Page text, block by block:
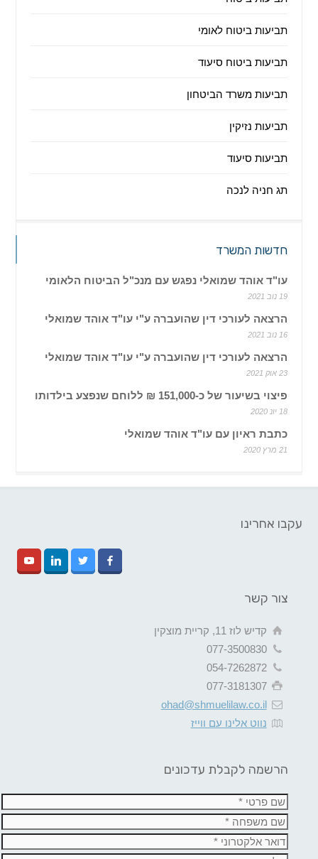
תביעות ביטוח לאומי
תביעות ביטוח סיעוד
תביעות משרד הביטחון
תביעות נזיקין
תביעות סיעוד
תג חניה לנכה
חדשות המשרד
עו"ד אוהד שמואלי נפגש עם מנכ"ל הביטוח הלאומי
19 נוב 2021
הרצאה לעורכי דין שהועברה ע"י עו"ד אוהד שמואלי
16 נוב 2021
הרצאה לעורכי דין שהועברה ע"י עו"ד אוהד שמואלי
23 אוק 2021
פיצוי בשיעור של כ-151,000 ₪ ללוחם שנפצע בילדותו
18 יונ 2020
כתבת ראיון עם עו"ד אוהד שמואלי
21 מרץ 2020
עקבו אחרינו
צור קשר
קדיש לוז 11, קריית מוצקין
077-3500830
054-7262872
077-3181307
ohad@shmuelilaw.co.il
נווט אלינו עם ווייז
הרשמה לקבלת עדכונים